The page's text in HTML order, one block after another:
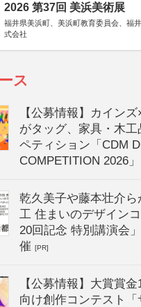
2026 第37回 美浜美術展
福井県美浜町、美浜町教育委員会、福
式会社
ス
【公募情報】カイン
がタッグ、家具・木
ペティション「CDM
COMPETITION 2026
乾久美子や藤本壮介
工 住まいのデザイン
20回記念 特別講演会
催[PR]
【公募情報】大賞賞
向け創作コンテスト「